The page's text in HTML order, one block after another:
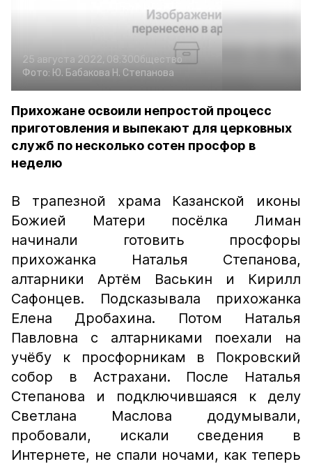
25 августа 2022, 08:30Общество
Фото: Ю. Бабакова Н. Степанова
Прихожане освоили непростой процесс
приготовления и выпекают для церковных
служб по несколько сотен просфор в
неделю
В трапезной храма Казанской иконы
Божией Матери посёлка Лиман
начинали готовить просфоры
прихожанка Наталья Степанова,
алтарники Артём Васькин и Кирилл
Сафонцев. Подсказывала прихожанка
Елена Дробахина. Потом Наталья
Павловна с алтарниками поехали на
учёбу к просфорникам в Покровский
собор в Астрахани. После Наталья
Степанова и подключившаяся к делу
Светлана Маслова додумывали,
пробовали, искали сведения в
Интернете, не спали ночами, как теперь